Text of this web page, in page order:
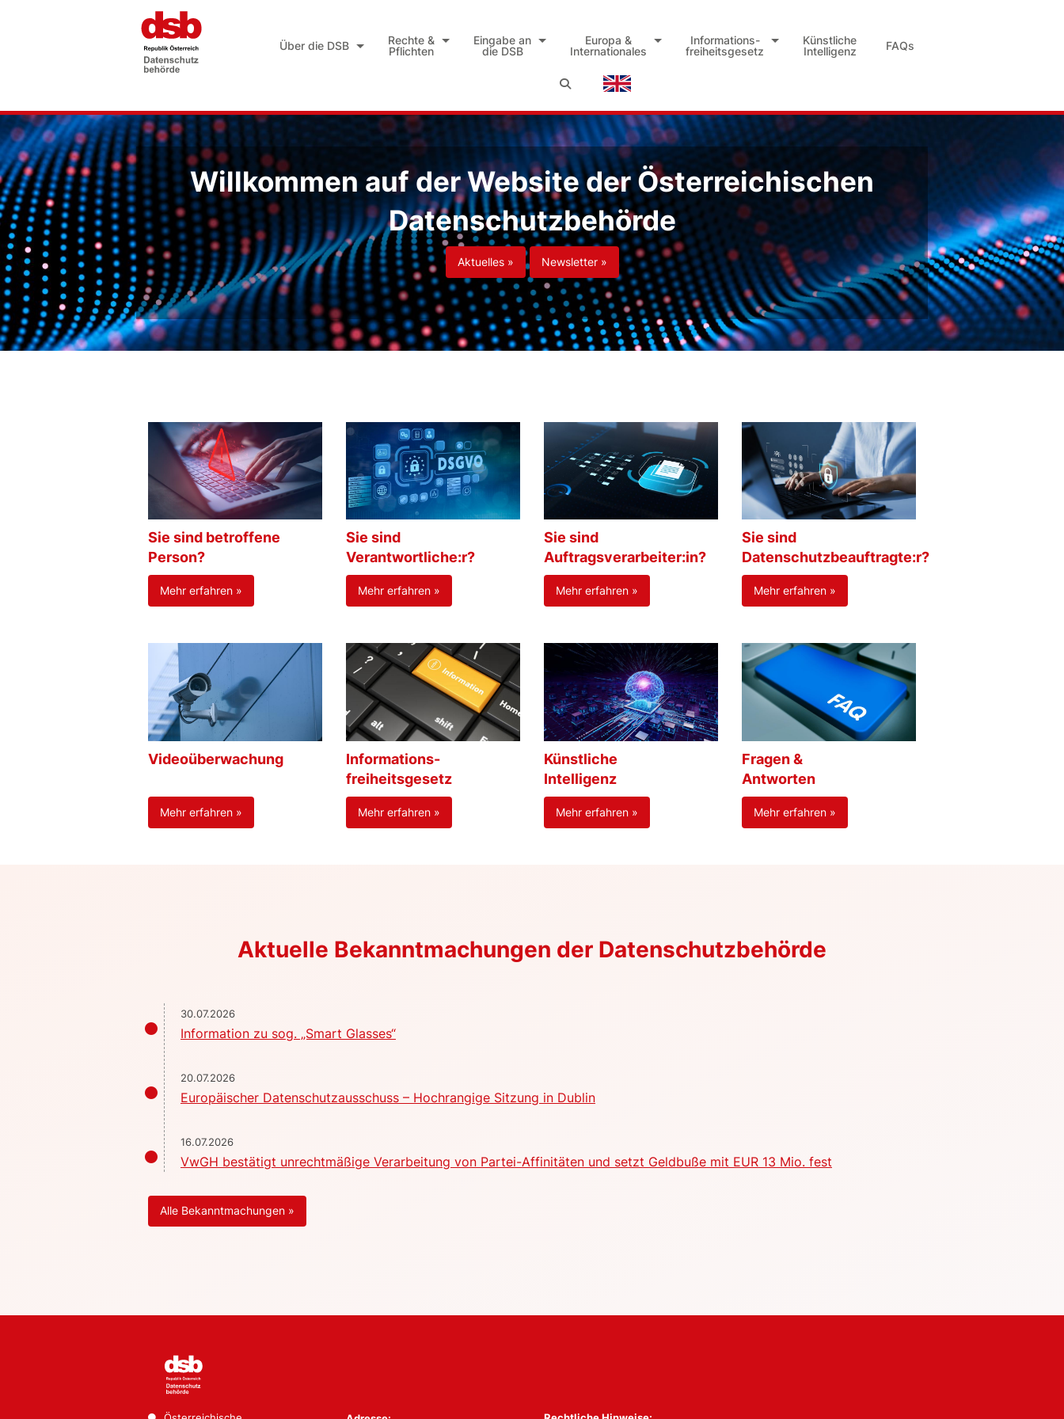
Über die DSB
Rechte &
Pflichten
Eingabe an
die DSB
Europa &
Internationales
Informations-
freiheitsgesetz
Künstliche
Intelligenz
FAQs
Willkommen auf der Website der Österreichischen
Datenschutzbehörde
Aktuelles » Newsletter »
Sie sind betroffene
Person?
Mehr erfahren »
Sie sind
Verantwortliche:r?
Mehr erfahren »
Sie sind
Auftragsverarbeiter:in?
Mehr erfahren »
Sie sind
Datenschutzbeauftragte:r?
Mehr erfahren »
Videoüberwachung
Mehr erfahren »
Informations-
freiheitsgesetz
Mehr erfahren »
Künstliche
Intelligenz
Mehr erfahren »
Fragen &
Antworten
Mehr erfahren »
Aktuelle Bekanntmachungen der Datenschutzbehörde
30.07.2026
Information zu sog. „Smart Glasses“
20.07.2026
Europäischer Datenschutzausschuss – Hochrangige Sitzung in Dublin
16.07.2026
VwGH bestätigt unrechtmäßige Verarbeitung von Partei-Affinitäten und setzt Geldbuße mit EUR 13 Mio. fest
Alle Bekanntmachungen »